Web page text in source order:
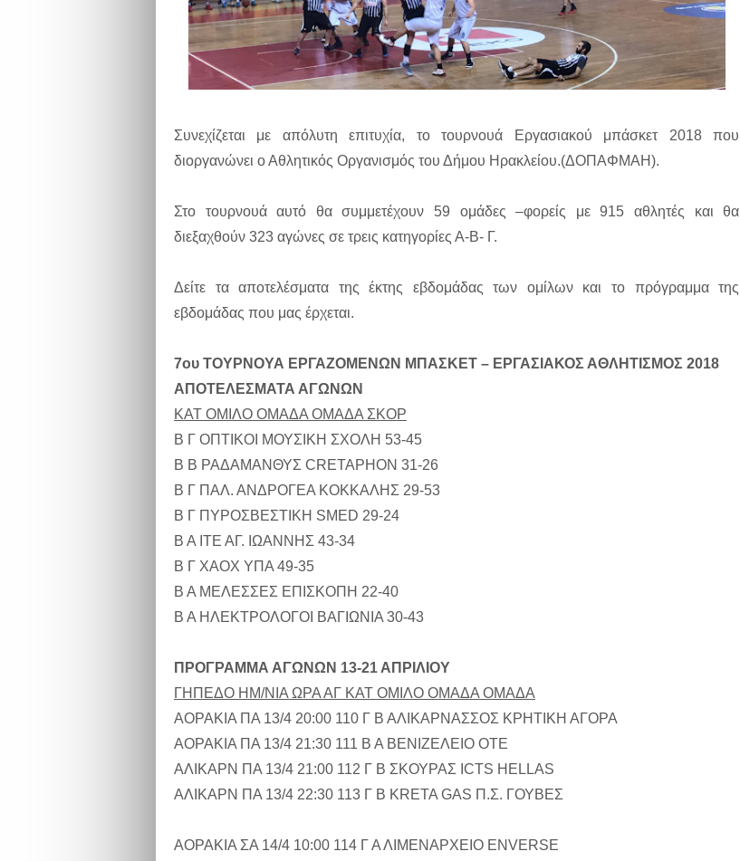
Συνεχίζεται με απόλυτη επιτυχία, το τουρνουά Εργασιακού μπάσκετ 2018 που
διοργανώνει ο Αθλητικός Οργανισμός του Δήμου Ηρακλείου.(ΔΟΠΑΦΜΑΗ).
Στο τουρνουά αυτό θα συμμετέχουν 59 ομάδες –φορείς με 915 αθλητές και θα
διεξαχθούν 323 αγώνες σε τρεις κατηγορίες Α-Β- Γ.
Δείτε τα αποτελέσματα της έκτης εβδομάδας των ομίλων και το πρόγραμμα της
εβδομάδας που μας έρχεται.
7ου ΤΟΥΡΝΟΥΑ ΕΡΓΑΖΟΜΕΝΩΝ ΜΠΑΣΚΕΤ – ΕΡΓΑΣΙΑΚΟΣ ΑΘΛΗΤΙΣΜΟΣ 2018
ΑΠΟΤΕΛΕΣΜΑΤΑ ΑΓΩΝΩΝ
ΚΑΤ ΟΜΙΛΟ ΟΜΑΔΑ ΟΜΑΔΑ ΣΚΟΡ
Β Γ ΟΠΤΙΚΟΙ ΜΟΥΣΙΚΗ ΣΧΟΛΗ 53-45
Β Β ΡΑΔΑΜΑΝΘΥΣ CRETAPHON 31-26
Β Γ ΠΑΛ. ΑΝΔΡΟΓΕΑ ΚΟΚΚΑΛΗΣ 29-53
Β Γ ΠΥΡΟΣΒΕΣΤΙΚΗ SMED 29-24
Β Α ΙΤΕ ΑΓ. ΙΩΑΝΝΗΣ 43-34
Β Γ ΧΑΟΧ ΥΠΑ 49-35
Β Α ΜΕΛΕΣΣΕΣ ΕΠΙΣΚΟΠΗ 22-40
Β Α ΗΛΕΚΤΡΟΛΟΓΟΙ ΒΑΓΙΩΝΙΑ 30-43
ΠΡΟΓΡΑΜΜΑ ΑΓΩΝΩΝ 13-21 ΑΠΡΙΛΙΟΥ
ΓΗΠΕΔΟ ΗΜ/ΝΙΑ ΩΡΑ ΑΓ ΚΑΤ ΟΜΙΛΟ ΟΜΑΔΑ ΟΜΑΔΑ
ΑΟΡΑΚΙΑ ΠΑ 13/4 20:00 110 Γ Β ΑΛΙΚΑΡΝΑΣΣΟΣ ΚΡΗΤΙΚΗ ΑΓΟΡΑ
ΑΟΡΑΚΙΑ ΠΑ 13/4 21:30 111 Β Α ΒΕΝΙΖΕΛΕΙΟ ΟΤΕ
ΑΛΙΚΑΡΝ ΠΑ 13/4 21:00 112 Γ Β ΣΚΟΥΡΑΣ ICTS HELLAS
ΑΛΙΚΑΡΝ ΠΑ 13/4 22:30 113 Γ Β KRETA GAS Π.Σ. ΓΟΥΒΕΣ
ΑΟΡΑΚΙΑ ΣΑ 14/4 10:00 114 Γ Α ΛΙΜΕΝΑΡΧΕΙΟ ENVERSE